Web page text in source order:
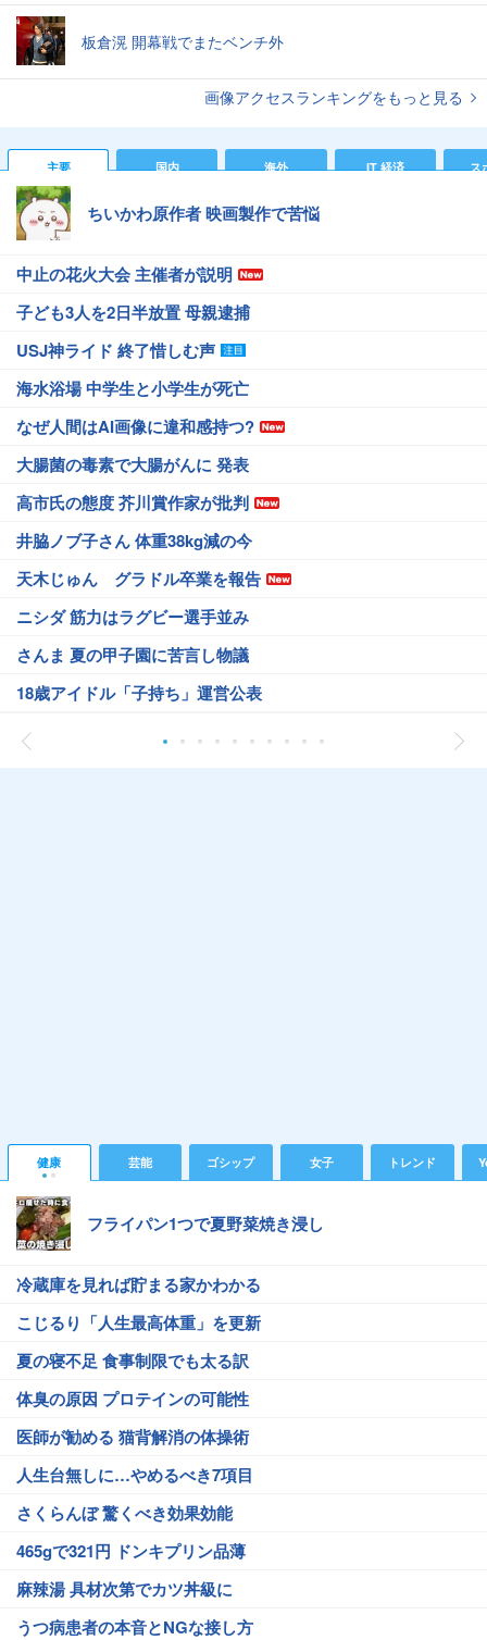
板倉滉 開幕戦でまたベンチ外
画像アクセスランキングをもっと見る
主要 国内 海外 IT 経済 ス
ちいかわ原作者 映画製作で苦悩
中止の花火大会 主催者が説明
子ども3人を2日半放置 母親逮捕
USJ神ライド 終了惜しむ声
海水浴場 中学生と小学生が死亡
なぜ人間はAI画像に違和感持つ?
大腸菌の毒素で大腸がんに 発表
高市氏の態度 芥川賞作家が批判
井脇ノブ子さん 体重38kg減の今
天木じゅん グラドル卒業を報告
ニシダ 筋力はラグビー選手並み
さんま 夏の甲子園に苦言し物議
18歳アイドル「子持ち」運営公表
健康 芸能 ゴシップ 女子 トレンド
フライパン1つで夏野菜焼き浸し
冷蔵庫を見れば貯まる家かわかる
こじるり「人生最高体重」を更新
夏の寝不足 食事制限でも太る訳
体臭の原因 プロテインの可能性
医師が勧める 猫背解消の体操術
人生台無しに…やめるべき7項目
さくらんぼ 驚くべき効果効能
465gで321円 ドンキプリン品薄
麻辣湯 具材次第でカツ丼級に
うつ病患者の本音とNGな接し方